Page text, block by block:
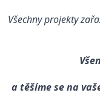
Všechny projekty
a těšíme se na